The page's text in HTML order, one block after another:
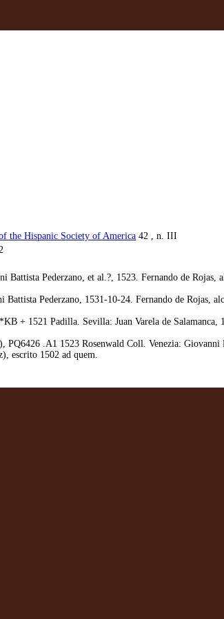
the Hispanic Society of America 42 , n. III
Pederzano, et al.?, 1523. Fernando de
Pederzano, 1531-10-24. Fernando de Rojas,
+ 1521 Padilla. Sevilla: Juan Varela de Salamanca,
.A1 1523 Rosenwald Coll. Venezia: Giovanni
escrito 1502 ad quem.